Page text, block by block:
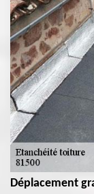
Déplacement